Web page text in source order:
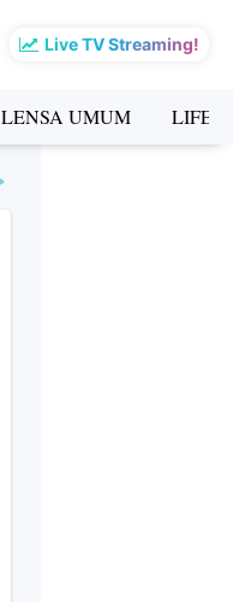
Live TV Streaming!
LENSA UMUM